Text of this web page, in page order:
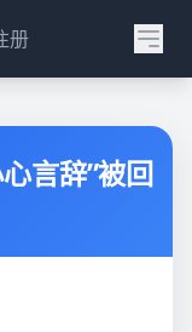
册
言辞”被回